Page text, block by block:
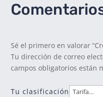
Sé el primero en valorar
Tu dirección de correo
campos obligatorios están
Tu clasificación